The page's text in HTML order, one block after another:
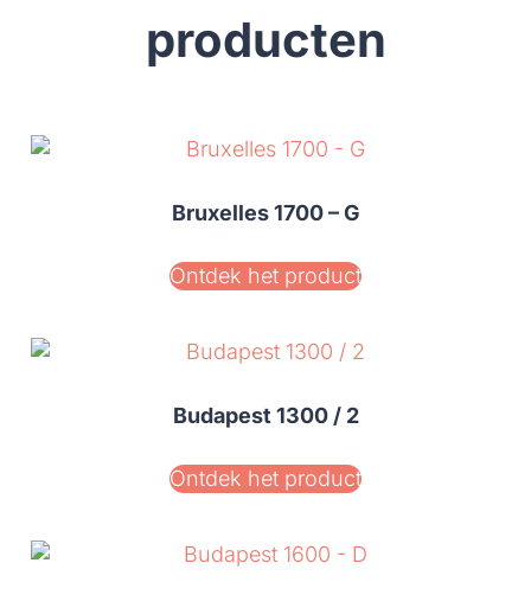
producten
Bruxelles 1700 – G
Ontdek het product
Budapest 1300 / 2
Ontdek het product